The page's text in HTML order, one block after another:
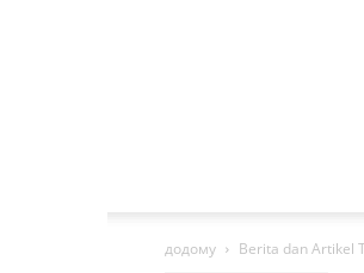
додому Berita dan Artikel